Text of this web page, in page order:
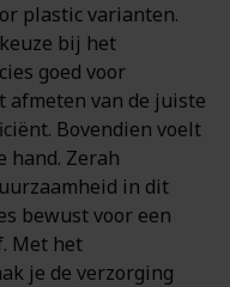
plastic varianten.
bij het
goed voor
afmeten van de juiste
Bovendien voelt
hand. Zerah
in dit
bewust voor een
Met het
je de verzorging